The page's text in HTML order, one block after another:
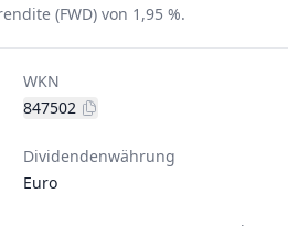
(FWD) von 1,95 %.
WKN
847502
Dividendenwährung
Euro